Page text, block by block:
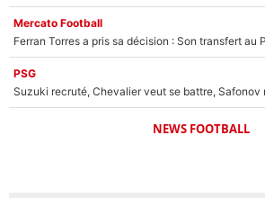
Mercato Football
PSG
NEWS FOOTBALL